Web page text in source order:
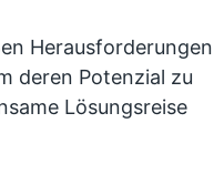
Herausforderungen
deren Potenzial zu
Lösungsreise